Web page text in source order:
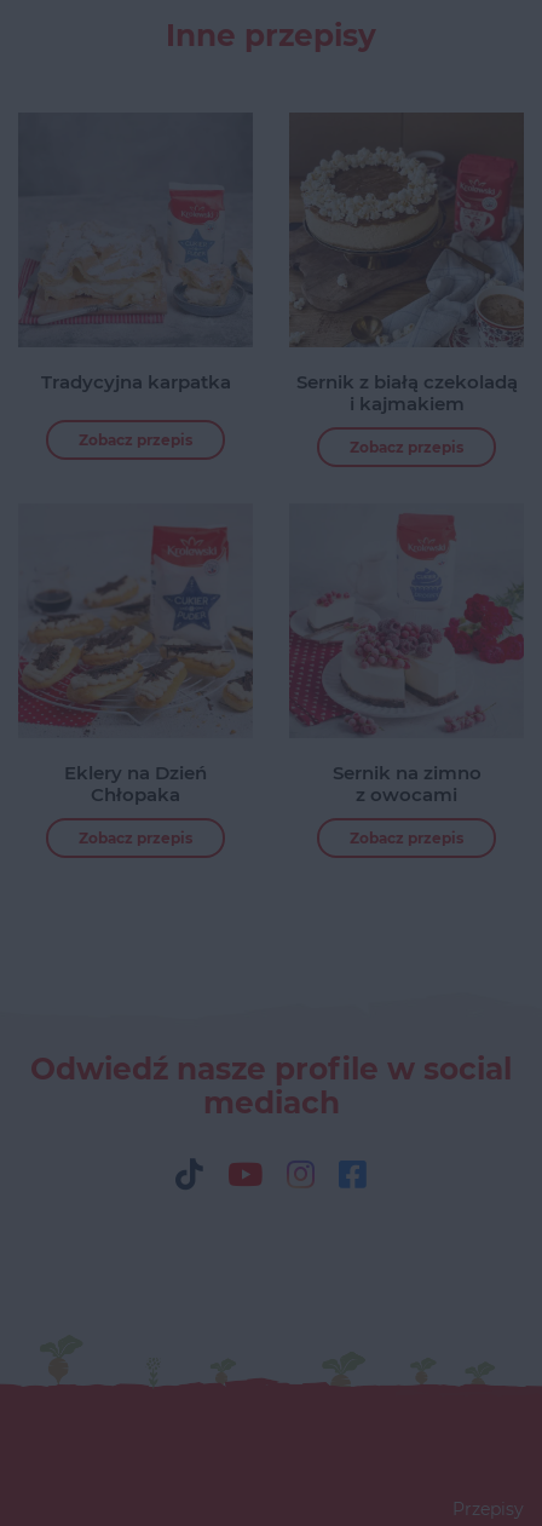
Inne przepisy
Tradycyjna karpatka
Zobacz przepis
Sernik z białą czekoladą
i kajmakiem
Zobacz przepis
Eklery na Dzień
Chłopaka
Zobacz przepis
Sernik na zimno
z owocami
Zobacz przepis
Odwiedź nasze profile w social
mediach
Przepisy